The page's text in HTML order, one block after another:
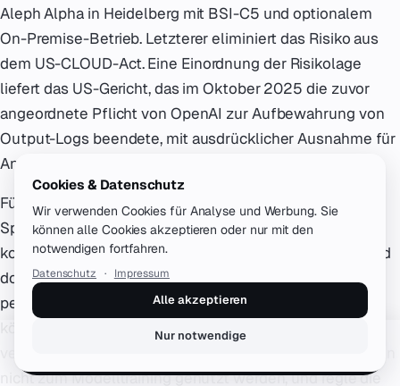
Aleph Alpha in Heidelberg mit BSI-C5 und optionalem
On-Premise-Betrieb. Letzterer eliminiert das Risiko aus
dem US-CLOUD-Act. Eine Einordnung der Risikolage
liefert das US-Gericht, das im Oktober 2025 die zuvor
angeordnete Pflicht von OpenAI zur Aufbewahrung von
Output-Logs beendete, mit ausdrücklicher Ausnahme für
Anfragen aus EWR, Schweiz und UK.
Für das Löschkonzept gilt Zweckbindung plus definierte
Speicherdauer in der Vektordatenbank. Lege ein
konkretes Löschintervall fest, etwa 30 oder 90 Tage, und
dokumentiere die Löschroutinen, auch für aufgedrängte
personenbezogene Daten, die in Embeddings stecken
können. Aktiviere Zero Data Retention beim LLM,
nicht zum Modelltraining genutzt werden, und regle die
Cookies & Datenschutz
Wir verwenden Cookies für Analyse und Werbung. Sie
können alle Cookies akzeptieren oder nur mit den
notwendigen fortfahren.
Datenschutz · Impressum
Alle akzeptieren
Nur notwendige